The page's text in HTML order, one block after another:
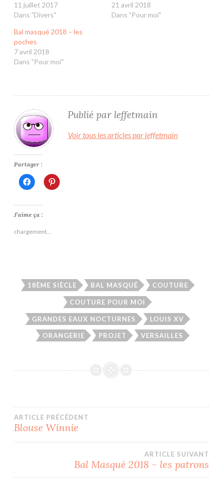
11 juillet 2017
Dans "Divers"
21 avril 2018
Dans "Pour moi"
Bal masqué 2018 – les
poches
7 avril 2018
Dans "Pour moi"
Publié par leffetmain
Voir tous les articles par leffetmain
Partager :
Cliquez
pour
Facebook(ouvre
dans
une
fenêtre)
Cliquez
pour
J’aime ça :
chargement…
18ÈME SIÈCLE BAL MASQUÉ COUTURE
COUTURE POUR MOI
GRANDES EAUX NOCTURNES LOUIS XV
ORANGERIE PROJET VERSAILLES
Navigation
l’article
ARTICLE PRÉCÉDENT
Blouse Winnie
ARTICLE SUIVANT
Bal Masqué 2018 – les patrons